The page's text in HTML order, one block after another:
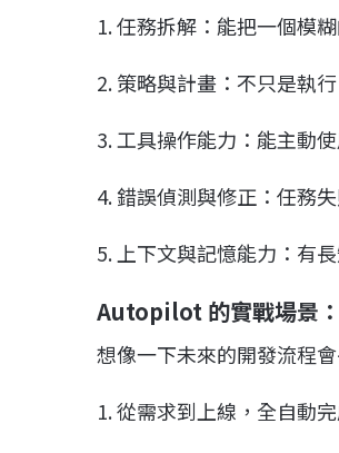
1. 任務拆解：能把一個模
2. 策略與計畫：不只是執
3. 工具操作能力：能主動
4. 錯誤偵測與修正：任務
5. 上下文與記憶能力：有
Autopilot 的實戰場景
想像一下未來的開發流程會
1. 從需求到上線，全自動